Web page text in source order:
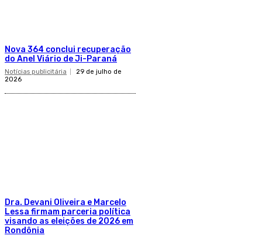
Nova 364 conclui recuperação
do Anel Viário de Ji-Paraná
Notícias publicitária
29 de julho de
2026
Dra. Devani Oliveira e Marcelo
Lessa firmam parceria política
visando as eleições de 2026 em
Rondônia